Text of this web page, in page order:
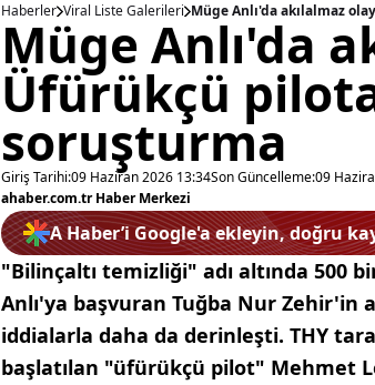
Haberler Viral Liste Galerileri Müge Anlı'da akılalmaz
Müge Anlı'da
Üfürükçü
soruşturma
Giriş Tarihi:09 Haziran 2026 13:34Son Güncelleme:09
ahaber.com.tr Haber Merkezi
A Haber’i Google'a ekleyin, doğru
"Bilinçaltı temizliği" adı altında 500
Anlı'ya başvuran Tuğba Nur Zehir'in
iddialarla daha da derinleşti. THY
başlatılan "üfürükçü pilot" Mehmet